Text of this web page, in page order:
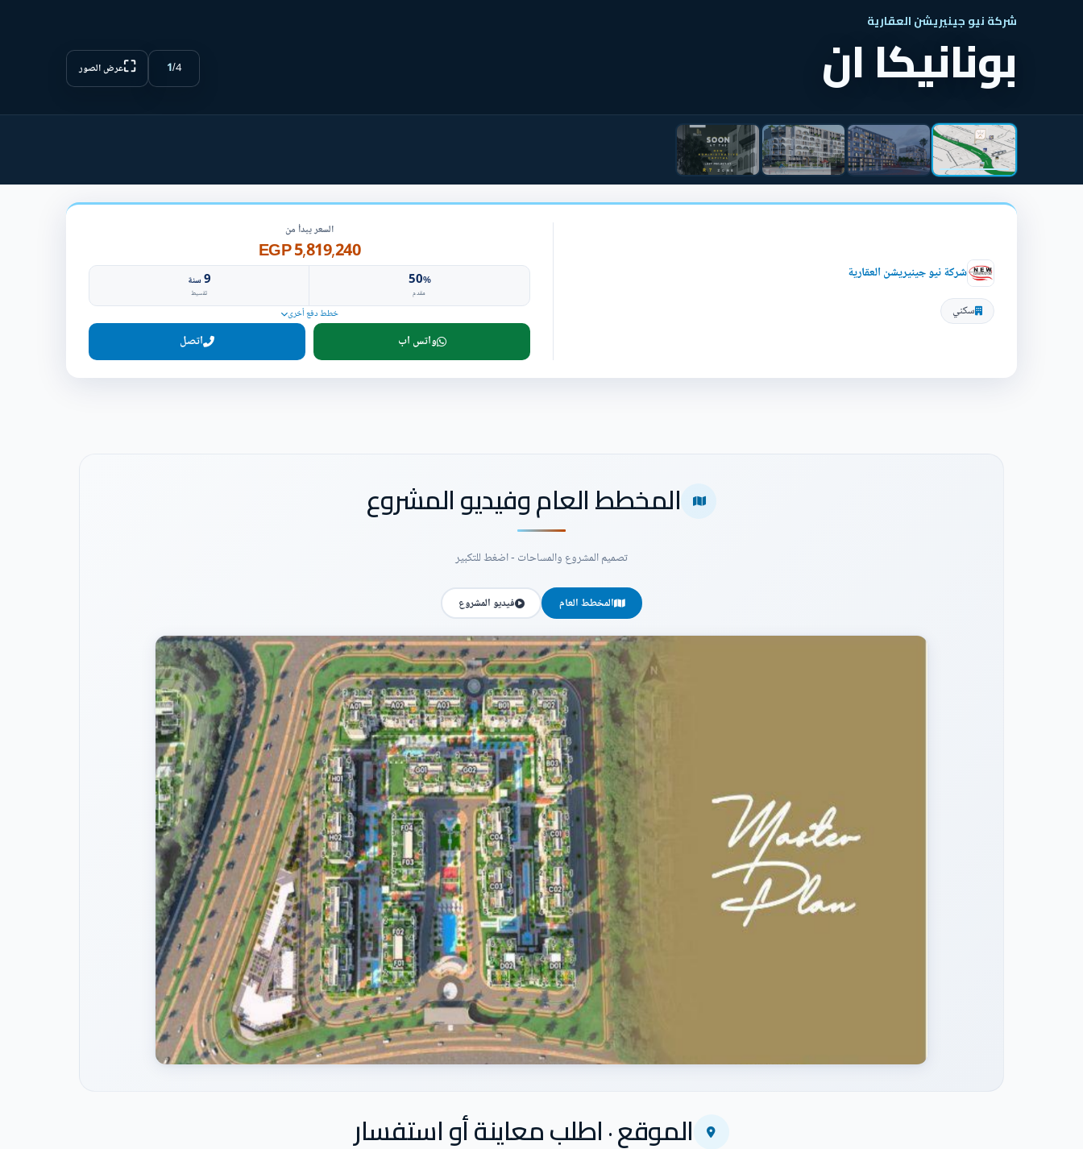
شركة نيو جينيريشن العقارية
بونانيكا ان 1/4
⛶عرض الصور
شركة نيو جينيريشن العقارية
سكني
السعر يبدأ من
5,819,240 EGP
50%
مقدم
9سنة
تقسيط
خطط دفع أخرى
واتس اب اتصل
المخطط العام وفيديو المشروع
تصميم المشروع والمساحات - اضغط للتكبير
المخطط العام فيديو المشروع
الموقع · اطلب معاينة أو استفسار